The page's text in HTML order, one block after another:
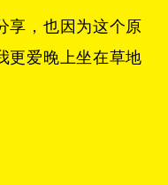
享，也因为这个原
更爱晚上坐在草地